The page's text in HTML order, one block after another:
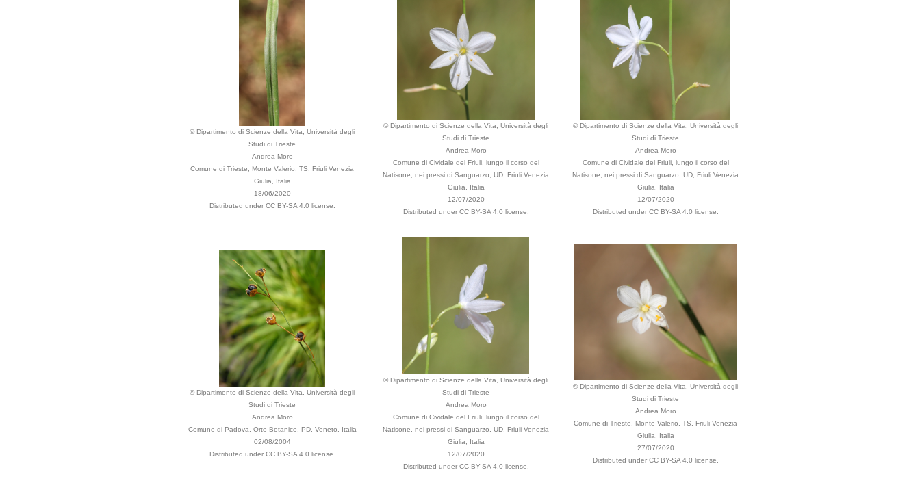
© Dipartimento di Scienze della Vita, Università degli
Studi di Trieste
Andrea Moro
Comune di Trieste, Monte Valerio, TS, Friuli Venezia
Giulia, Italia
18/06/2020
Distributed under CC BY-SA 4.0 license.
© Dipartimento di Scienze della Vita, Università degli
Studi di Trieste
Andrea Moro
Comune di Cividale del Friuli, lungo il corso del
Natisone, nei pressi di Sanguarzo, UD, Friuli Venezia
Giulia, Italia
12/07/2020
Distributed under CC BY-SA 4.0 license.
© Dipartimento di Scienze della Vita, Università degli
Studi di Trieste
Andrea Moro
Comune di Cividale del Friuli, lungo il corso del
Natisone, nei pressi di Sanguarzo, UD, Friuli Venezia
Giulia, Italia
12/07/2020
Distributed under CC BY-SA 4.0 license.
© Dipartimento di Scienze della Vita, Università degli
Studi di Trieste
Andrea Moro
Comune di Padova, Orto Botanico, PD, Veneto, Italia
02/08/2004
Distributed under CC BY-SA 4.0 license.
© Dipartimento di Scienze della Vita, Università degli
Studi di Trieste
Andrea Moro
Comune di Cividale del Friuli, lungo il corso del
Natisone, nei pressi di Sanguarzo, UD, Friuli Venezia
Giulia, Italia
12/07/2020
Distributed under CC BY-SA 4.0 license.
© Dipartimento di Scienze della Vita, Università degli
Studi di Trieste
Andrea Moro
Comune di Trieste, Monte Valerio, TS, Friuli Venezia
Giulia, Italia
27/07/2020
Distributed under CC BY-SA 4.0 license.